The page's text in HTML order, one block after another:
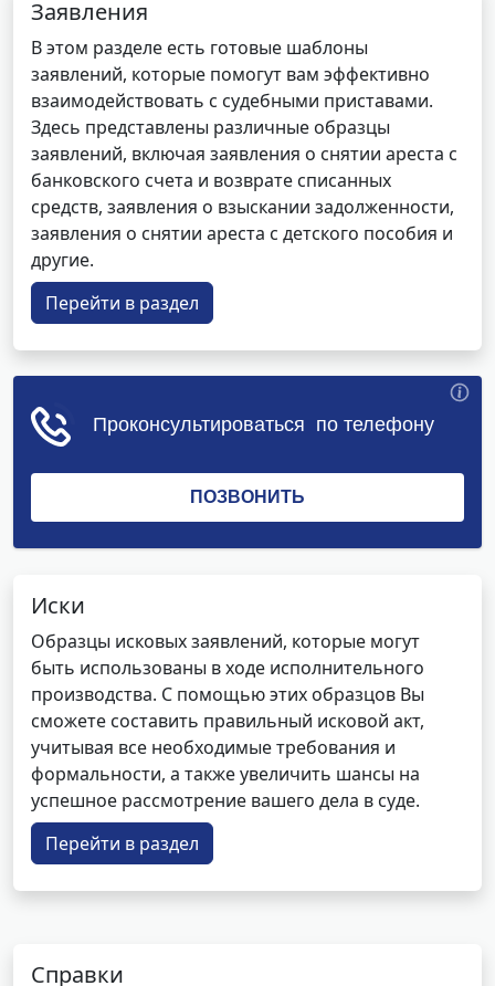
Заявления
В этом разделе есть готовые шаблоны
заявлений, которые помогут вам эффективно
взаимодействовать с судебными приставами.
Здесь представлены различные образцы
заявлений, включая заявления о снятии ареста с
банковского счета и возврате списанных
средств, заявления о взыскании задолженности,
заявления о снятии ареста с детского пособия и
другие.
Перейти в раздел
Иски
Образцы исковых заявлений, которые могут
быть использованы в ходе исполнительного
производства. С помощью этих образцов Вы
сможете составить правильный исковой акт,
учитывая все необходимые требования и
формальности, а также увеличить шансы на
успешное рассмотрение вашего дела в суде.
Перейти в раздел
Справки